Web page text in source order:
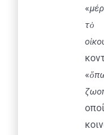
«
τὸ
οἰ
«ὅ